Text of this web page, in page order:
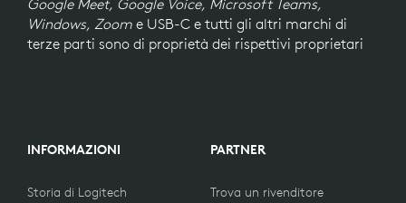
Google Meet, Google Voice, Microsoft Teams,
Windows, Zoom e USB-C e tutti gli altri marchi di
terze parti sono di proprietà dei rispettivi proprietari
INFORMAZIONI
Storia di Logitech
PARTNER
Trova un rivenditore